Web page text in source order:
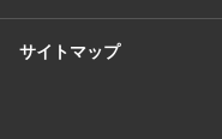
サイトマップ